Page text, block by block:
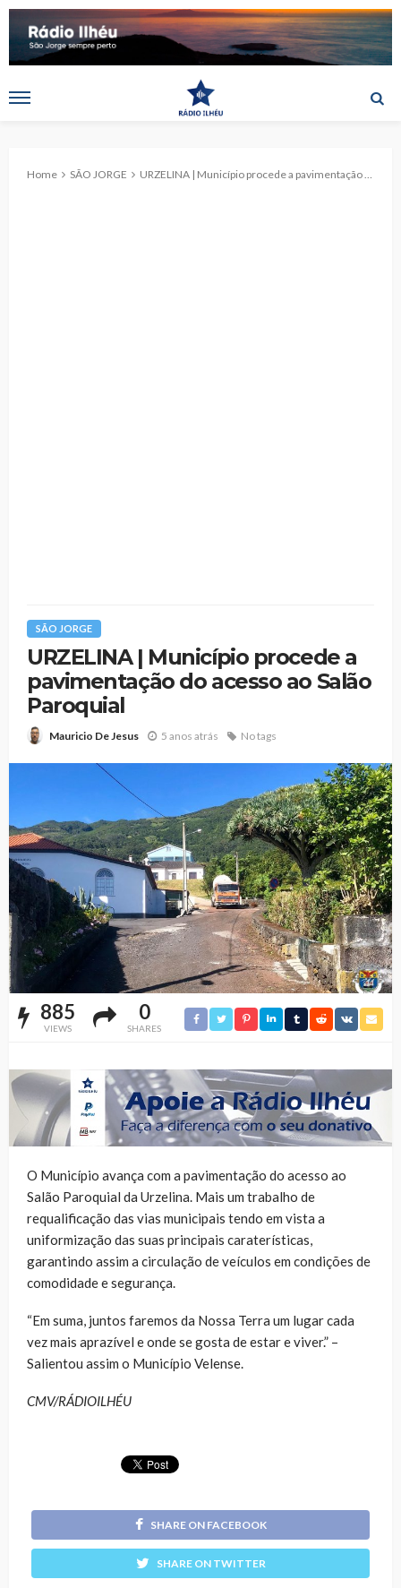
Home SÃO JORGE URZELINA | Município procede a pavimentação do acesso ao Salão Paroquial
SÃO JORGE
URZELINA | Município procede a
pavimentação do acesso ao Salão
Paroquial
Mauricio De Jesus 5 anos atrás No tags
885
VIEWS
0
SHARES
O Município avança com a pavimentação do acesso ao
Salão Paroquial da Urzelina. Mais um trabalho de
requalificação das vias municipais tendo em vista a
uniformização das suas principais caraterísticas,
garantindo assim a circulação de veículos em condições de
comodidade e segurança.
“Em suma, juntos faremos da Nossa Terra um lugar cada
vez mais aprazível e onde se gosta de estar e viver.” –
Salientou assim o Município Velense.
CMV/RÁDIOILHÉU
SHARE ON FACEBOOK
SHARE ON TWITTER